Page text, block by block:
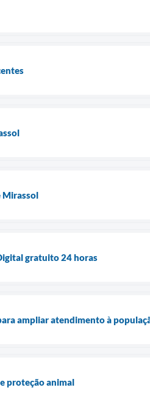
Mirassol
gratuito 24 horas
ampliar atendimento à
proteção animal